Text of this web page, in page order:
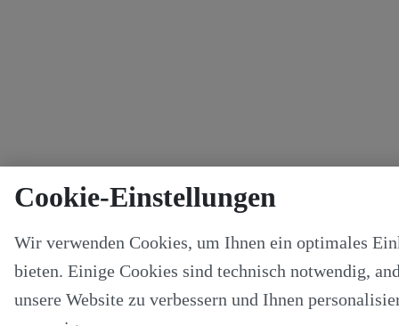
Cookie-Einstellungen
Wir verwenden Cookies, um Ihnen ein optimales
bieten. Einige Cookies sind technisch notwendig,
unsere Website zu verbessern und Ihnen